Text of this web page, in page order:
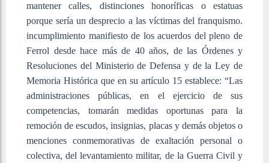
mantener calles, distinciones honoríficas o estatuas
porque sería un desprecio a las víctimas del franquismo.
incumplimiento manifiesto de los acuerdos del pleno de
Ferrol desde hace más de 40 años, de las Órdenes y
Resoluciones del Ministerio de Defensa y de la Ley de
Memoria Histórica que en su artículo 15 establece: “Las
administraciones públicas, en el ejercicio de sus
competencias, tomarán medidas oportunas para la
remoción de escudos, insignias, placas y demás objetos o
menciones conmemorativas de exaltación personal o
colectiva, del levantamiento militar, de la Guerra Civil y